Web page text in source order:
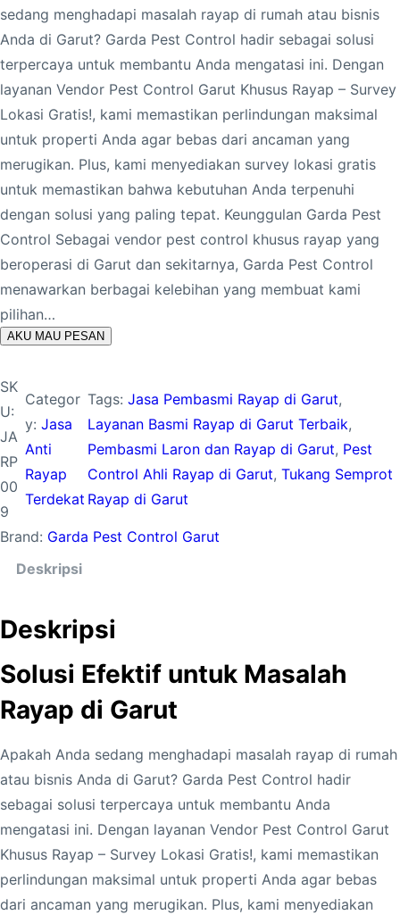
sedang menghadapi masalah rayap di rumah atau bisnis
Anda di Garut? Garda Pest Control hadir sebagai solusi
terpercaya untuk membantu Anda mengatasi ini. Dengan
layanan Vendor Pest Control Garut Khusus Rayap – Survey
Lokasi Gratis!, kami memastikan perlindungan maksimal
untuk properti Anda agar bebas dari ancaman yang
merugikan. Plus, kami menyediakan survey lokasi gratis
untuk memastikan bahwa kebutuhan Anda terpenuhi
dengan solusi yang paling tepat. Keunggulan Garda Pest
Control Sebagai vendor pest control khusus rayap yang
beroperasi di Garut dan sekitarnya, Garda Pest Control
menawarkan berbagai kelebihan yang membuat kami
pilihan…
AKU MAU PESAN
SK
U:
JA
RP
00
9
Categor
y:Jasa
Anti
Rayap
Terdekat
Tags: Jasa Pembasmi Rayap di Garut,
Layanan Basmi Rayap di Garut Terbaik,
Pembasmi Laron dan Rayap di Garut, Pest
Control Ahli Rayap di Garut, Tukang Semprot
Rayap di Garut
Brand: Garda Pest Control Garut
Deskripsi
Deskripsi
Solusi Efektif untuk Masalah
Rayap di Garut
Apakah Anda sedang menghadapi masalah rayap di rumah
atau bisnis Anda di Garut? Garda Pest Control hadir
sebagai solusi terpercaya untuk membantu Anda
mengatasi ini. Dengan layanan Vendor Pest Control Garut
Khusus Rayap – Survey Lokasi Gratis!, kami memastikan
perlindungan maksimal untuk properti Anda agar bebas
dari ancaman yang merugikan. Plus, kami menyediakan